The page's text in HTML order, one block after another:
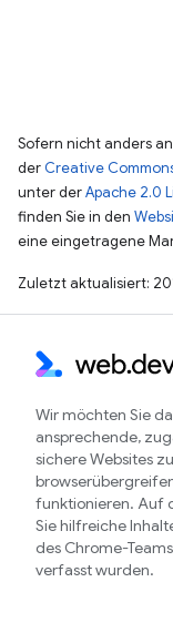
Sofern nicht anders
der Creative
unter derApache 2.0
finden Sie in den
eine eingetragene
Zuletzt aktualisiert:
Wir möchten Sie
ansprechende,
sichere Websites
funktionieren. Auf
Sie hilfreiche
des Chrome-
verfasst wurden.